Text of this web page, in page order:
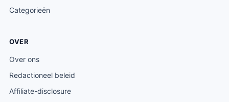
Categorieën
OVER
Over ons
Redactioneel beleid
Affiliate-disclosure